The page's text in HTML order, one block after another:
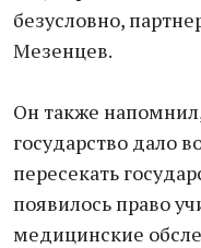
безусловно,
Мезенцев.
Он также
государство дало
пересекать
появилось право
медицинские